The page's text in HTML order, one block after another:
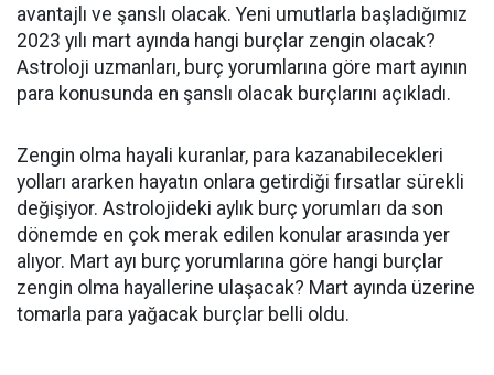
avantajlı ve şanslı olacak. Yeni umutlarla başladığımız
2023 yılı mart ayında hangi burçlar zengin olacak?
Astroloji uzmanları, burç yorumlarına göre mart ayının
para konusunda en şanslı olacak burçlarını açıkladı.
Zengin olma hayali kuranlar, para kazanabilecekleri
yolları ararken hayatın onlara getirdiği fırsatlar sürekli
değişiyor. Astrolojideki aylık burç yorumları da son
dönemde en çok merak edilen konular arasında yer
alıyor. Mart ayı burç yorumlarına göre hangi burçlar
zengin olma hayallerine ulaşacak? Mart ayında üzerine
tomarla para yağacak burçlar belli oldu.